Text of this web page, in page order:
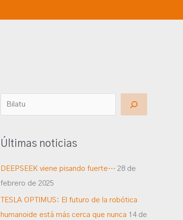
u
c
Últimas noticias
DEEPSEEK viene pisando fuerte… 28 de
febrero de 2025
TESLA OPTIMUS: El futuro de la robótica
humanoide está más cerca que nunca 14 de